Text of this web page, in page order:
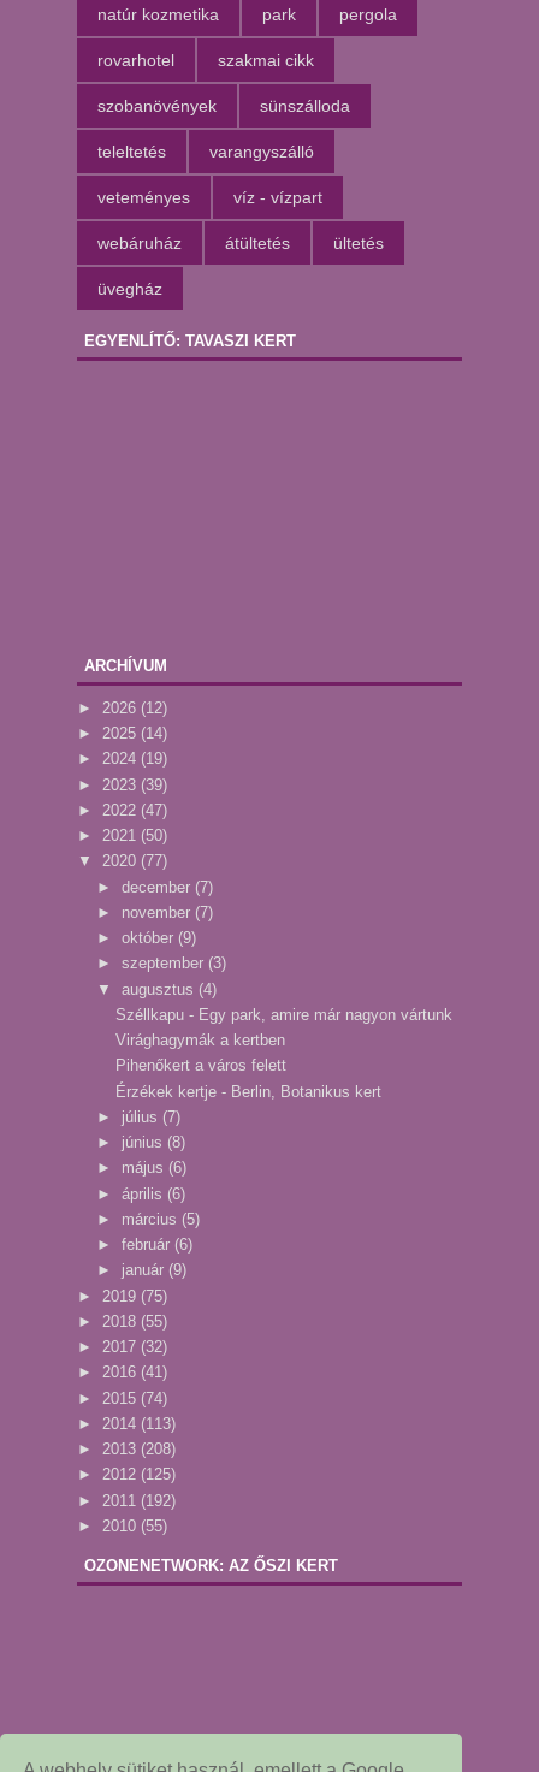
natúr kozmetika park pergola
rovarhotel szakmai cikk
szobanövények sünszálloda
teleltetés varangyszálló
veteményes víz - vízpart
webáruház átültetés ültetés
üvegház
EGYENLÍTŐ: TAVASZI KERT
ARCHÍVUM
► 2026 (12)
► 2025 (14)
► 2024 (19)
► 2023 (39)
► 2022 (47)
► 2021 (50)
▼ 2020 (77)
► december (7)
► november (7)
► október (9)
► szeptember (3)
▼ augusztus (4)
Széllkapu - Egy park, amire már nagyon vártunk
Virághagymák a kertben
Pihenőkert a város felett
Érzékek kertje - Berlin, Botanikus kert
► július (7)
► június (8)
► május (6)
► április (6)
► március (5)
► február (6)
► január (9)
► 2019 (75)
► 2018 (55)
► 2017 (32)
► 2016 (41)
► 2015 (74)
► 2014 (113)
► 2013 (208)
► 2012 (125)
► 2011 (192)
► 2010 (55)
OZONENETWORK: AZ ŐSZI KERT